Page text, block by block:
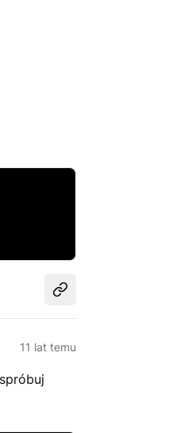
Udostępnij
11 lat temu